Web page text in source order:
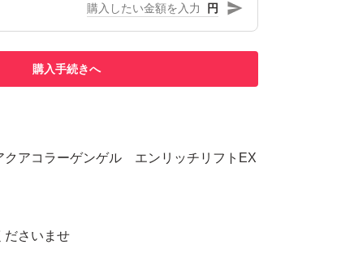
円
購入手続きへ
アコラーゲンゲル エンリッチリフトEX
ださいませ